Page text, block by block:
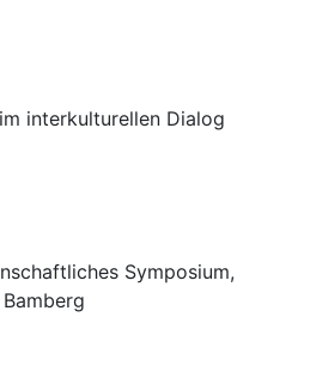
interkulturellen Dialog
Symposium,